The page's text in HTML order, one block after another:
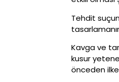
Tehdit
Kavga ve
kusur
önceden